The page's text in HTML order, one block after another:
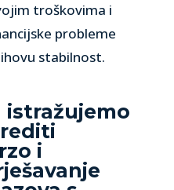
troškovima i
probleme
stabilnost.
istražujemo
i